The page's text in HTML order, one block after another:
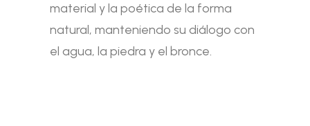
material y la poética de la forma
natural, manteniendo su diálogo con
el agua, la piedra y el bronce.